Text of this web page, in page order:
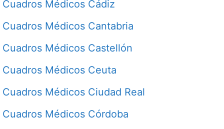
Cuadros Médicos Cádiz
Cuadros Médicos Cantabria
Cuadros Médicos Castellón
Cuadros Médicos Ceuta
Cuadros Médicos Ciudad Real
Cuadros Médicos Córdoba